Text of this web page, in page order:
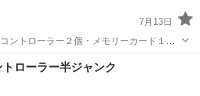
7月13日
ントローラー２個・メモリーカード１
っている物が全てで
。
テレビゲーム プレステ
ローラー半ジャンク